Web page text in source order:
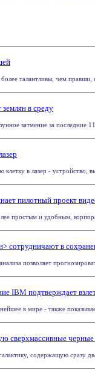
талантливы, чем
в среду
затмение за последние
в лазер - устройство,
пилотный проект
простым и удобным,
сотрудничают в
позволяет
IBM подтверждает
в мире - также
сверхмассивные черные
содержащую сразу